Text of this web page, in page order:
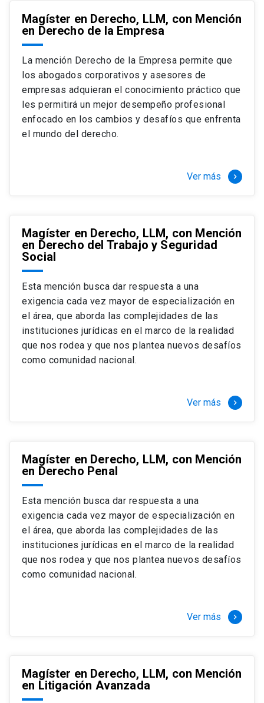
Magíster en Derecho, LLM, con Mención
en Derecho de la Empresa
La mención Derecho de la Empresa permite que
los abogados corporativos y asesores de
empresas adquieran el conocimiento práctico que
les permitirá un mejor desempeño profesional
enfocado en los cambios y desafíos que enfrenta
el mundo del derecho.
Ver más keyboard_arrow_right
Magíster en Derecho, LLM, con Mención
en Derecho del Trabajo y Seguridad
Social
Esta mención busca dar respuesta a una
exigencia cada vez mayor de especialización en
el área, que aborda las complejidades de las
instituciones jurídicas en el marco de la realidad
que nos rodea y que nos plantea nuevos desafíos
como comunidad nacional.
Ver más keyboard_arrow_right
Magíster en Derecho, LLM, con Mención
en Derecho Penal
Esta mención busca dar respuesta a una
exigencia cada vez mayor de especialización en
el área, que aborda las complejidades de las
instituciones jurídicas en el marco de la realidad
que nos rodea y que nos plantea nuevos desafíos
como comunidad nacional.
Ver más keyboard_arrow_right
Magíster en Derecho, LLM, con Mención
en Litigación Avanzada